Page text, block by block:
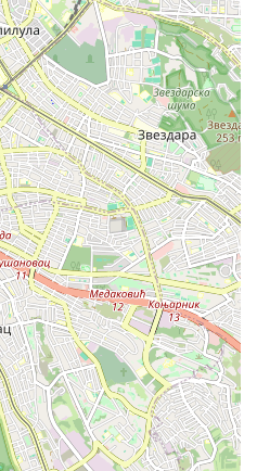
Bratislava, - Bratislava
b - BRNO
- Dubrovnik